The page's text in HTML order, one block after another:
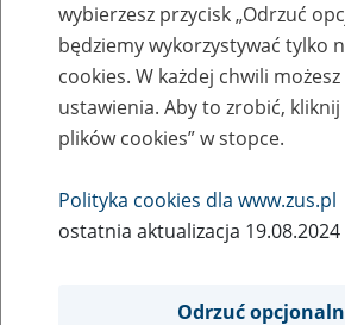
Zaproś ZUS do siebie -
eZUS w siedzibie Twojej
Rodzaj wydarzenia
Szkolenia
Obszar merytoryczny
wybierzesz przycisk „Odrzuć
będziemy wykorzystywać tylko
cookies. W każdej chwili
ustawienia. Aby to zrobić, kliknij
plików cookies” w stopce.
Polityka cookies dla www.zus.pl
ostatnia aktualizacja 19.08.2024
Odrzuć